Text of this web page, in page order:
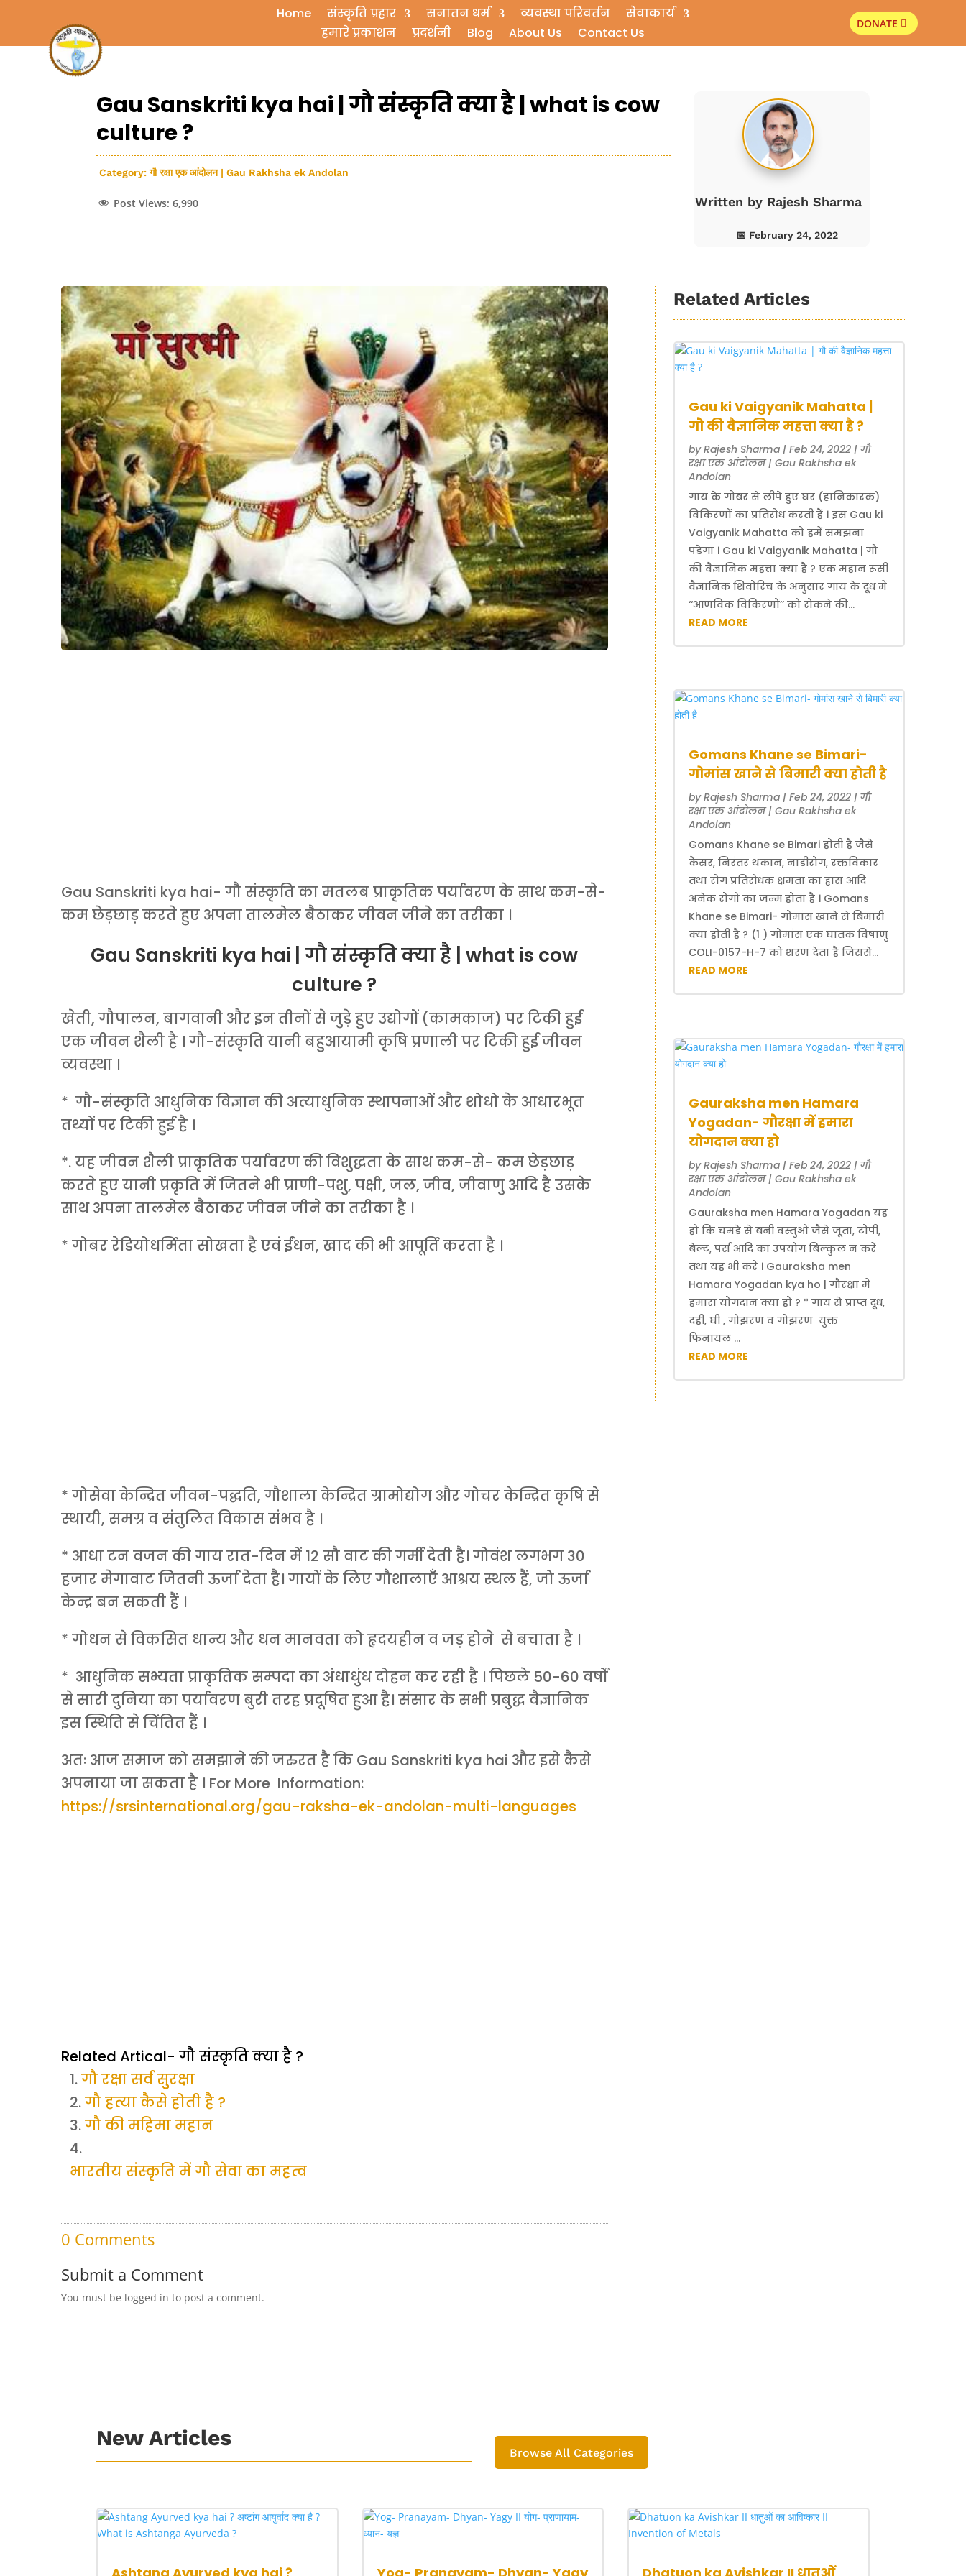
Home संस्कृति प्रहार सनातन धर्म व्यवस्था परिवर्तन
सेवाकार्य
हमारे प्रकाशन
प्रदर्शनी Blog About Us Contact Us
DONATE
Gau Sanskriti kya hai | गौ संस्कृति क्या है | what is cow
culture ?
Category:गौ रक्षा एक आंदोलन | Gau Rakhsha ek Andolan
Post Views: 6,990 Written by Rajesh Sharma
📅 February 24, 2022
Gau Sanskriti kya hai- गौ संस्कृति का मतलब प्राकृतिक पर्यावरण के साथ कम-से-
कम छेड़छाड़ करते हुए अपना तालमेल बैठाकर जीवन जीने का तरीका ।
Gau Sanskriti kya hai | गौ संस्कृति क्या है | what is cow
culture ?
खेती, गौपालन, बागवानी और इन तीनों से जुड़े हुए उद्योगों (कामकाज) पर टिकी हुई
एक जीवन शैली है । गौ-संस्कृति यानी बहुआयामी कृषि प्रणाली पर टिकी हुई जीवन
व्यवस्था ।
* गौ-संस्कृति आधुनिक विज्ञान की अत्याधुनिक स्थापनाओं और शोधो के आधारभूत
तथ्यों पर टिकी हुई है ।
*. यह जीवन शैली प्राकृतिक पर्यावरण की विशुद्धता के साथ कम-से- कम छेड़छाड़
करते हुए यानी प्रकृति में जितने भी प्राणी-पशु, पक्षी, जल, जीव, जीवाणु आदि है उसके
साथ अपना तालमेल बैठाकर जीवन जीने का तरीका है ।
* गोबर रेडियोधर्मिता सोखता है एवं ईंधन, खाद की भी आपूर्ति करता है ।
* गोसेवा केन्द्रित जीवन-पद्धति, गौशाला केन्द्रित ग्रामोद्योग और गोचर केन्द्रित कृषि से
स्थायी, समग्र व संतुलित विकास संभव है ।
* आधा टन वजन की गाय रात-दिन में 12 सौ वाट की गर्मी देती है। गोवंश लगभग 30
हजार मेगावाट जितनी ऊर्जा देता है। गायों के लिए गौशालाएँ आश्रय स्थल हैं, जो ऊर्जा
केन्द्र बन सकती हैं ।
* गोधन से विकसित धान्य और धन मानवता को हृदयहीन व जड़ होने से बचाता है ।
* आधुनिक सभ्यता प्राकृतिक सम्पदा का अंधाधुंध दोहन कर रही है । पिछले 50-60 वर्षों
से सारी दुनिया का पर्यावरण बुरी तरह प्रदूषित हुआ है। संसार के सभी प्रबुद्ध वैज्ञानिक
इस स्थिति से चिंतित हैं ।
अतः आज समाज को समझाने की जरुरत है कि Gau Sanskriti kya hai और इसे कैसे
अपनाया जा सकता है । For More Information:
https://srsinternational.org/gau-raksha-ek-andolan-multi-languages
Related Artical- गौ संस्कृति क्या है ?
गौ रक्षा सर्व सुुरक्षा
गौ हत्या कैसे होती है ?
गौ की महिमा महान
भारतीय संस्कृति में गौ सेवा का महत्व
0 Comments
Submit a Comment
You must be logged in to post a comment.
Related Articles
Gau ki Vaigyanik Mahatta |
गौ की वैज्ञानिक महत्ता क्या है ?
byRajesh Sharma| Feb 24, 2022| गौ
रक्षा एक आंदोलन | Gau Rakhsha ek
Andolan
गाय के गोबर से लीपे हुए घर (हानिकारक)
विकिरणों का प्रतिरोध करती हैं । इस Gau ki
Vaigyanik Mahatta को हमें समझना
पडेगा । Gau ki Vaigyanik Mahatta | गौ
की वैज्ञानिक महत्ता क्या है ? एक महान रूसी
वैज्ञानिक शिवोरिच के अनुसार गाय के दूध में
‘‘आणविक विकिरणों’’ को रोकने की...
READ MORE
Gomans Khane se Bimari-
गोमांस खाने से बिमारी क्या होती है
byRajesh Sharma| Feb 24, 2022| गौ
रक्षा एक आंदोलन | Gau Rakhsha ek
Andolan
Gomans Khane se Bimari होती है जैसे
कैंसर, निरंतर थकान, नाड़ीरोग, रक्तविकार
तथा रोग प्रतिरोधक क्षमता का ह्रास आदि
अनेक रोगों का जन्म होता है । Gomans
Khane se Bimari- गोमांस खाने से बिमारी
क्या होती है ? (1 ) गोमांस एक घातक विषाणु
COLI-0157-H-7 को शरण देता है जिससे...
READ MORE
Gauraksha men Hamara
Yogadan- गौरक्षा में हमारा
योगदान क्या हो
byRajesh Sharma| Feb 24, 2022| गौ
रक्षा एक आंदोलन | Gau Rakhsha ek
Andolan
Gauraksha men Hamara Yogadan यह
हो कि चमड़े से बनी वस्तुओं जैसे जूता, टोपी,
बेल्ट, पर्स आदि का उपयोग बिल्कुल न करें
तथा यह भी करें । Gauraksha men
Hamara Yogadan kya ho | गौरक्षा में
हमारा योगदान क्या हो ? * गाय से प्राप्त दूध,
दही, घी , गोझरण व गोझरण युक्त
फिनायल ...
READ MORE
New Articles
Browse All Categories